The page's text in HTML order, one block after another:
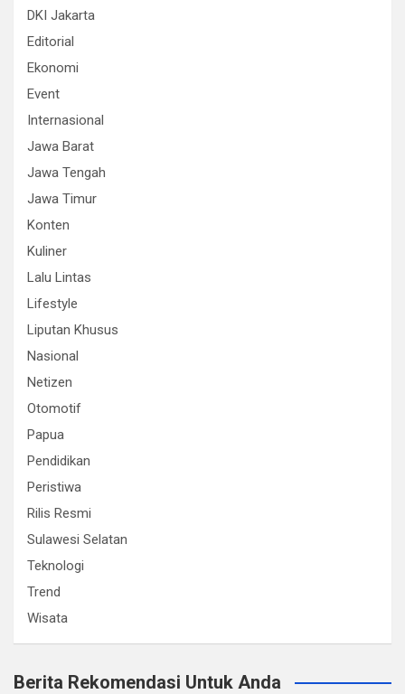
DKI Jakarta
Editorial
Ekonomi
Event
Internasional
Jawa Barat
Jawa Tengah
Jawa Timur
Konten
Kuliner
Lalu Lintas
Lifestyle
Liputan Khusus
Nasional
Netizen
Otomotif
Papua
Pendidikan
Peristiwa
Rilis Resmi
Sulawesi Selatan
Teknologi
Trend
Wisata
Berita Rekomendasi Untuk Anda